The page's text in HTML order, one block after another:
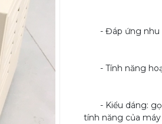
- Đáp ứng nhu
- Tính năng hoạt
- Kiểu dáng:
tính năng của